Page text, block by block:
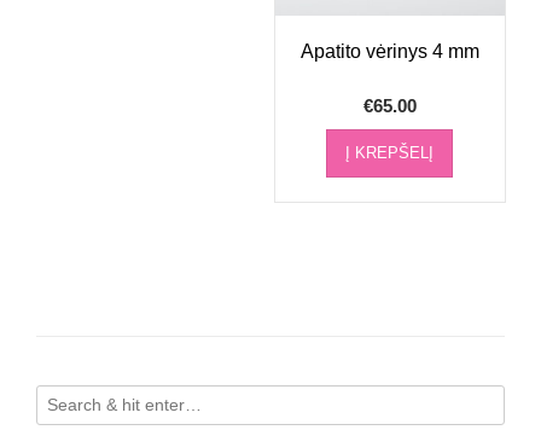
Apatito vėrinys 4 mm
€65.00
Į KREPŠELĮ